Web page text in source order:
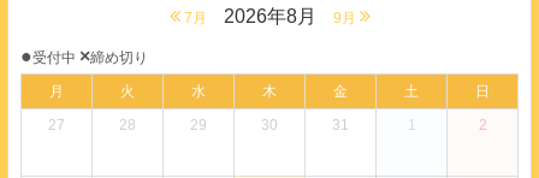
7月 2026年8月 9月
●受付中 ×締め切り
月
火 水 木 金 土
日
27
28 29 30 31 1 2